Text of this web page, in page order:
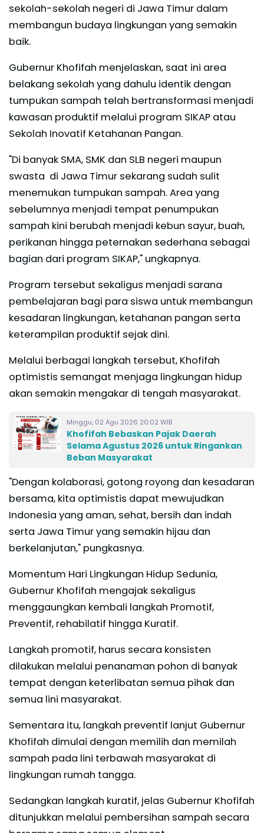
sekolah-sekolah negeri di Jawa Timur dalam
membangun budaya lingkungan yang semakin
baik.
Gubernur Khofifah menjelaskan, saat ini area
belakang sekolah yang dahulu identik dengan
tumpukan sampah telah bertransformasi menjadi
kawasan produktif melalui program SIKAP atau
Sekolah Inovatif Ketahanan Pangan.
"Di banyak SMA, SMK dan SLB negeri maupun
swasta di Jawa Timur sekarang sudah sulit
menemukan tumpukan sampah. Area yang
sebelumnya menjadi tempat penumpukan
sampah kini berubah menjadi kebun sayur, buah,
perikanan hingga peternakan sederhana sebagai
bagian dari program SIKAP," ungkapnya.
Program tersebut sekaligus menjadi sarana
pembelajaran bagi para siswa untuk membangun
kesadaran lingkungan, ketahanan pangan serta
keterampilan produktif sejak dini.
Melalui berbagai langkah tersebut, Khofifah
optimistis semangat menjaga lingkungan hidup
akan semakin mengakar di tengah masyarakat.
Minggu, 02 Agu 2026 20:02 WIB
Khofifah Bebaskan Pajak Daerah
Selama Agustus 2026 untuk Ringankan
Beban Masyarakat
"Dengan kolaborasi, gotong royong dan kesadaran
bersama, kita optimistis dapat mewujudkan
Indonesia yang aman, sehat, bersih dan indah
serta Jawa Timur yang semakin hijau dan
berkelanjutan," pungkasnya.
Momentum Hari Lingkungan Hidup Sedunia,
Gubernur Khofifah mengajak sekaligus
menggaungkan kembali langkah Promotif,
Preventif, rehabilatif hingga Kuratif.
Langkah promotif, harus secara konsisten
dilakukan melalui penanaman pohon di banyak
tempat dengan keterlibatan semua pihak dan
semua lini masyarakat.
Sementara itu, langkah preventif lanjut Gubernur
Khofifah dimulai dengan memilih dan memilah
sampah pada lini terbawah masyarakat di
lingkungan rumah tangga.
Sedangkan langkah kuratif, jelas Gubernur Khofifah
ditunjukkan melalui pembersihan sampah secara